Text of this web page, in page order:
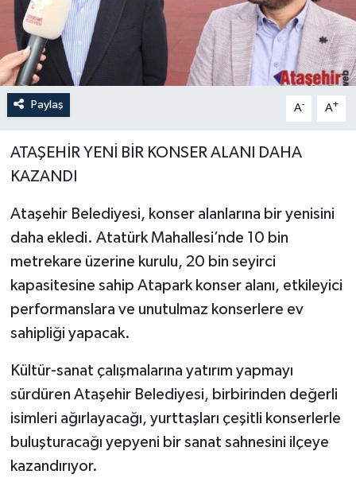
Paylaş A- A+
ATAŞEHİR YENİ BİR KONSER ALANI DAHA
KAZANDI
Ataşehir Belediyesi, konser alanlarına bir yenisini
daha ekledi. Atatürk Mahallesi’nde 10 bin
metrekare üzerine kurulu, 20 bin seyirci
kapasitesine sahip Atapark konser alanı, etkileyici
performanslara ve unutulmaz konserlere ev
sahipliği yapacak.
Kültür-sanat çalışmalarına yatırım yapmayı
sürdüren Ataşehir Belediyesi, birbirinden değerli
isimleri ağırlayacağı, yurttaşları çeşitli konserlerle
buluşturacağı yepyeni bir sanat sahnesini ilçeye
kazandırıyor.